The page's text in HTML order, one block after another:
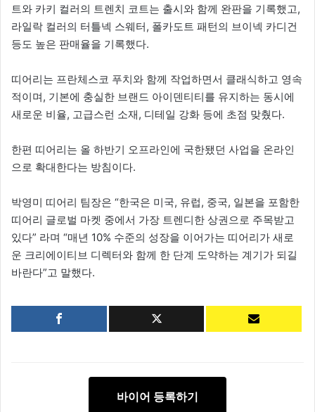
트와 카키 컬러의 트렌치 코트는 출시와 함께 완판을 기록했고,
라일락 컬러의 터틀넥 스웨터, 폴카도트 패턴의 브이넥 카디건
등도 높은 판매율을 기록했다.
띠어리는 프란체스코 푸치와 함께 작업하면서 클래식하고 영속
적이며, 기본에 충실한 브랜드 아이덴티티를 유지하는 동시에
새로운 비율, 고급스런 소재, 디테일 강화 등에 초점 맞췄다.
한편 띠어리는 올 하반기 오프라인에 국한됐던 사업을 온라인
으로 확대한다는 방침이다.
박영미 띠어리 팀장은 “한국은 미국, 유럽, 중국, 일본을 포함한
띠어리 글로벌 마켓 중에서 가장 트렌디한 상권으로 주목받고
있다” 라며 “매년 10% 수준의 성장을 이어가는 띠어리가 새로
운 크리에이티브 디렉터와 함께 한 단계 도약하는 계기가 되길
바란다”고 말했다.
바이어 등록하기